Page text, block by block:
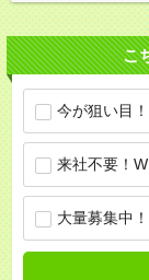
こ
今が狙い目
来社不要！
大量募集中